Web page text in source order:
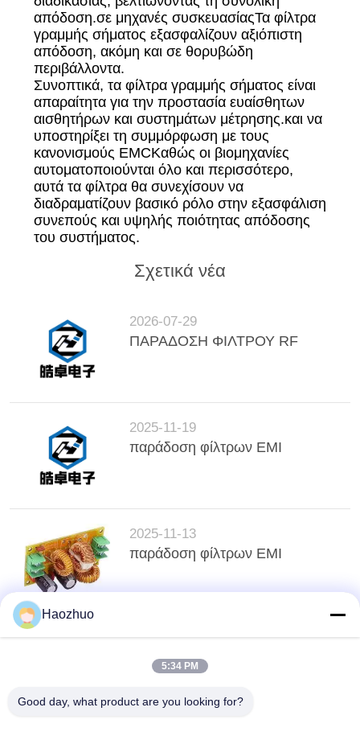
απόδοση.σε μηχανές συσκευασίαςΤα φίλτρα
γραμμής σήματος εξασφαλίζουν αξιόπιστη
απόδοση, ακόμη και σε θορυβώδη
περιβάλλοντα.
Συνοπτικά, τα φίλτρα γραμμής σήματος είναι
απαραίτητα για την προστασία ευαίσθητων
αισθητήρων και συστημάτων μέτρησης.και να
υποστηρίξει τη συμμόρφωση με τους
κανονισμούς EMCΚαθώς οι βιομηχανίες
αυτοματοποιούνται όλο και περισσότερο,
αυτά τα φίλτρα θα συνεχίσουν να
διαδραματίζουν βασικό ρόλο στην εξασφάλιση
συνεπούς και υψηλής ποιότητας απόδοσης
του συστήματος.
Σχετικά νέα
2026-07-29
ΠΑΡΑΔΟΣΗ ΦΙΛΤΡΟΥ RF
2025-11-19
παράδοση φίλτρων EMI
2025-11-13
παράδοση φίλτρων EMI
κορυφή
Haozhuo
5:34 PM
Good day, what product are you looking for?